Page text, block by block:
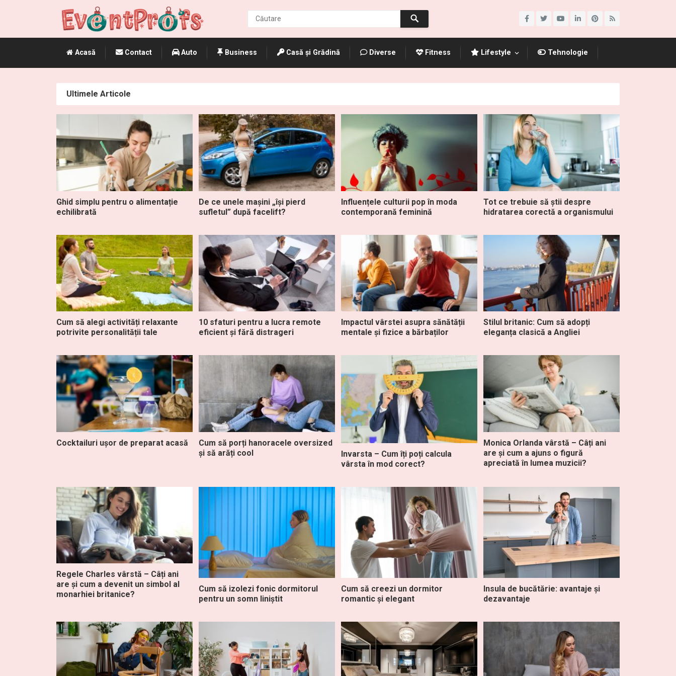
Acasă Contact Auto Business Casă și Grădină Diverse Fitness Lifestyle Tehnologie
Ultimele Articole
Ghid simplu pentru o alimentație
echilibrată
De ce unele mașini „își pierd
sufletul” după facelift?
Influențele culturii pop în moda
contemporană feminină
Tot ce trebuie să știi despre
hidratarea corectă a organismului
Cum să alegi activități relaxante
potrivite personalității tale
10 sfaturi pentru a lucra remote
eficient și fără distrageri
Impactul vârstei asupra sănătății
mentale și fizice a bărbaților
Stilul britanic: Cum să adopți
eleganța clasică a Angliei
Cocktailuri ușor de preparat acasă
Cum să porți hanoracele oversized
și să arăți cool
Invarsta – Cum îți poți calcula
vârsta în mod corect?
Monica Orlanda vârstă – Câți ani
are și cum a ajuns o figură
apreciată în lumea muzicii?
Regele Charles vârstă – Câți ani
are și cum a devenit un simbol al
monarhiei britanice?
Cum să izolezi fonic dormitorul
pentru un somn liniștit
Cum să creezi un dormitor
romantic și elegant
Insula de bucătărie: avantaje și
dezavantaje